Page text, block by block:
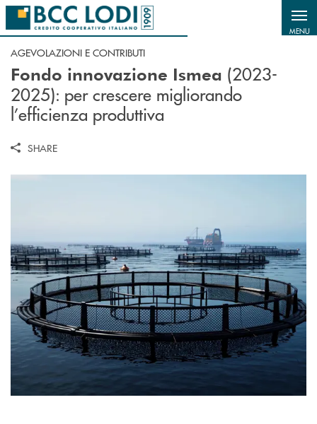
Salta al contenuto principale
MENU
AGEVOLAZIONI E CONTRIBUTI
Fondo innovazione Ismea (2023-
2025): per crescere migliorando
l’efficienza produttiva
SHARE